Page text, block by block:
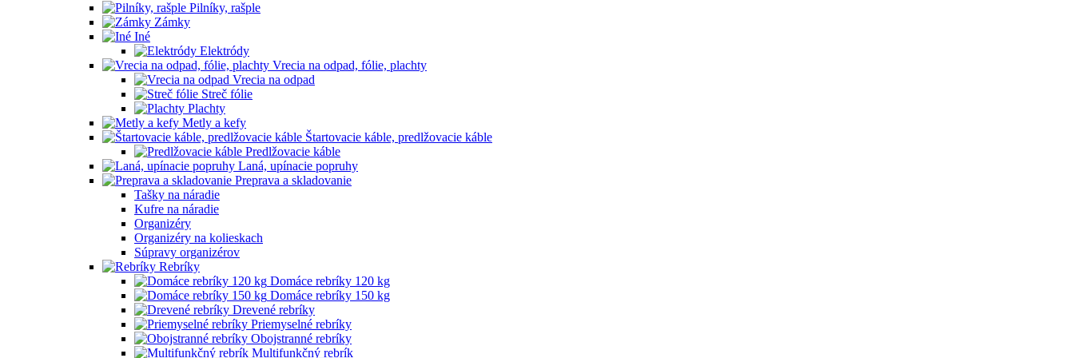
Pilníky, rašple
Zámky
Iné
Elektródy
Vrecia na odpad, fólie, plachty
Vrecia na odpad
Streč fólie
Plachty
Metly a kefy
Štartovacie káble, predlžovacie káble
Predlžovacie káble
Laná, upínacie popruhy
Preprava a skladovanie
Tašky na náradie
Kufre na náradie
Organizéry
Organizéry na kolieskach
Súpravy organizérov
Rebríky
Domáce rebríky 120 kg
Domáce rebríky 150 kg
Drevené rebríky
Priemyselné rebríky
Obojstranné rebríky
Multifunkčný rebrík